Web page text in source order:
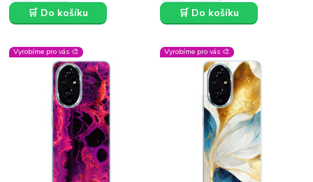
🛒 Do košíku 🛒 Do košíku
Vyrobíme pro vás 🎨 Vyrobíme pro vás 🎨